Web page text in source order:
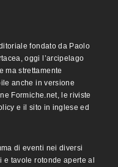
fondato da Paolo
oggi l’arcipelago
ma strettamente
anche in versione
Formiche.net, le riviste
e il sito in inglese ed
di eventi nei diversi
tavole rotonde aperte al